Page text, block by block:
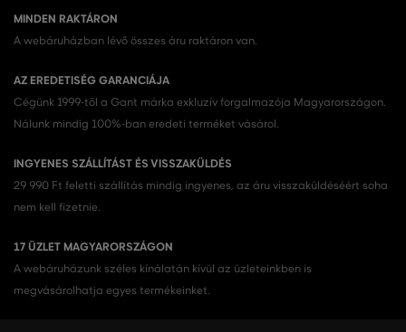
MINDEN RAKTÁRON
A webáruházban lévő összes áru raktáron van.
AZ EREDETISÉG GARANCIÁJA
Cégünk 1999-től a Gant márka exkluzív forgalmazója Magyarországon.
Nálunk mindig 100%-ban eredeti terméket vásárol.
INGYENES SZÁLLÍTÁST ÉS VISSZAKÜLDÉS
29 990 Ft feletti szállítás mindig ingyenes, az áru visszaküldéséért soha
nem kell fizetnie.
17 ÜZLET MAGYARORSZÁGON
A webáruházunk széles kínálatán kívül az üzleteinkben is
megvásárolhatja egyes termékeinket.